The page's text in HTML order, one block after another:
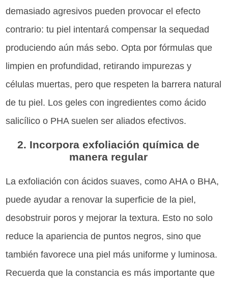
demasiado agresivos pueden provocar el efecto
contrario: tu piel intentará compensar la sequedad
produciendo aún más sebo. Opta por fórmulas que
limpien en profundidad, retirando impurezas y
células muertas, pero que respeten la barrera natural
de tu piel. Los geles con ingredientes como ácido
salicílico o PHA suelen ser aliados efectivos.
2. Incorpora exfoliación química de
manera regular
La exfoliación con ácidos suaves, como AHA o BHA,
puede ayudar a renovar la superficie de la piel,
desobstruir poros y mejorar la textura. Esto no solo
reduce la apariencia de puntos negros, sino que
también favorece una piel más uniforme y luminosa.
Recuerda que la constancia es más importante que